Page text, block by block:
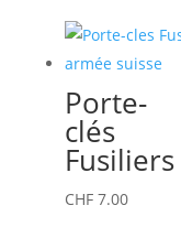
Porte-
clés
Fusiliers
CHF7.00